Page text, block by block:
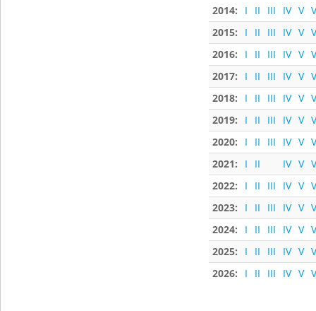
2014:
I II III IV V
2015:
I II III IV V
2016:
I II III IV V
2017:
I II III IV V
2018:
I II III IV V
2019:
I II III IV V
2020:
I II III IV V
2021:
I II IV V
2022:
I II III IV V
2023:
I II III IV V
2024:
I II III IV V
2025:
I II III IV V
2026:
I II III IV V